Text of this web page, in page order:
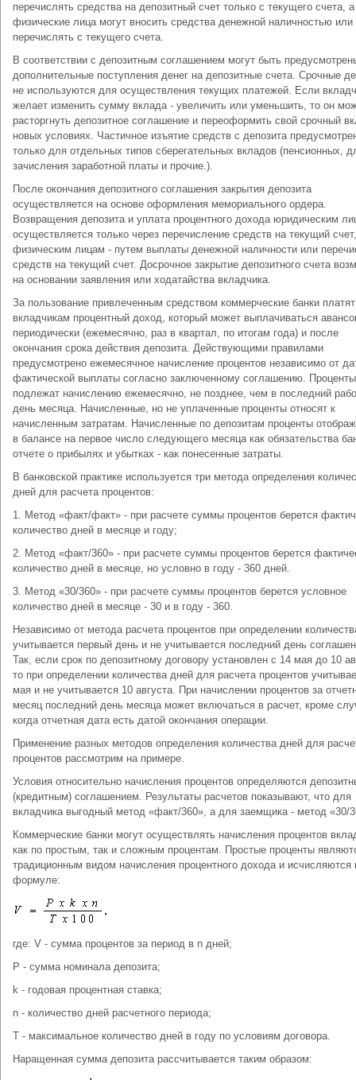
перечислять средства на депозитный счет только с текущего счета, а
физические лица могут вносить средства денежной наличностью или
перечислять с текущего счета.
В соответствии с депозитным соглашением могут быть
дополнительные поступления денег на депозитные счета. Срочные
не используются для осуществления текущих платежей. Если
желает изменить сумму вклада - увеличить или уменьшить, то он
расторгнуть депозитное соглашение и переоформить свой срочный
новых условиях. Частичное изъятие средств с депозита
только для отдельных типов сберегательных вкладов (пенсионных,
зачисления заработной платы и прочие.).
После окончания депозитного соглашения закрытия депозита
осуществляется на основе оформления мемориального ордера.
Возвращения депозита и уплата процентного дохода юридическим
осуществляется только через перечисление средств на текущий
физическим лицам - путем выплаты денежной наличности или
средств на текущий счет. Досрочное закрытие депозитного счета
на основании заявления или ходатайства вкладчика.
За пользование привлеченным средством коммерческие банки платят
вкладчикам процентный доход, который может выплачиваться
периодически (ежемесячно, раз в квартал, по итогам года) и после
окончания срока действия депозита. Действующими правилами
предусмотрено ежемесячное начисление процентов независимо от
фактической выплаты согласно заключенному соглашению. Проценты
подлежат начислению ежемесячно, не позднее, чем в последний
день месяца. Начисленные, но не уплаченные проценты относят к
начисленным затратам. Начисленные по депозитам проценты
в балансе на первое число следующего месяца как обязательства
отчете о прибылях и убытках - как понесенные затраты.
В банковской практике используется три метода определения
дней для расчета процентов:
1. Метод «факт/факт» - при расчете суммы процентов берется
количество дней в месяце и году;
2. Метод «факт/360» - при расчете суммы процентов берется
количество дней в месяце, но условно в году - 360 дней.
3. Метод «30/360» - при расчете суммы процентов берется условное
количество дней в месяце - 30 и в году - 360.
Независимо от метода расчета процентов при определении
учитывается первый день и не учитывается последний день
Так, если срок по депозитному договору установлен с 14 мая до 10
то при определении количества дней для расчета процентов
мая и не учитывается 10 августа. При начислении процентов за
месяц последний день месяца может включаться в расчет, кроме
когда отчетная дата есть датой окончания операции.
Применение разных методов определения количества дней для
процентов рассмотрим на примере.
Условия относительно начисления процентов определяются
(кредитным) соглашением. Результаты расчетов показывают, что для
вкладчика выгодный метод «факт/360», а для заемщика - метод «30/
Коммерческие банки могут осуществлять начисления процентов
как по простым, так и сложным процентам. Простые проценты
традиционным видом начисления процентного дохода и исчисляются
формуле:
где: V - сумма процентов за период в n дней;
P - сумма номинала депозита;
k - годовая процентная ставка;
n - количество дней расчетного периода;
T - максимальное количество дней в году по условиям договора.
Наращенная сумма депозита рассчитывается таким образом: